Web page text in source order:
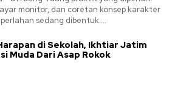
monitor, dan coretan konsep karakter
sedang dibentuk....
di Sekolah, Ikhtiar Jatim
Muda Dari Asap Rokok